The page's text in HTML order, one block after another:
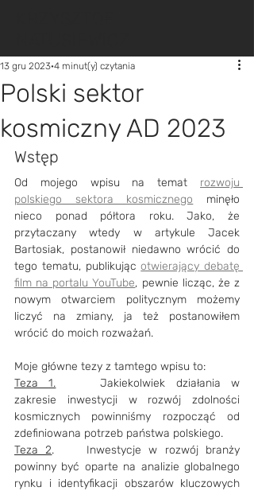
Polski sektor
kosmiczny AD 2023
13 gru 2023 4 minut(y) czytania
Wstęp
Od mojego wpisu na temat rozwoju
polskiego sektora kosmicznego minęło
nieco ponad półtora roku. Jako, że
przytaczany wtedy w artykule Jacek
Bartosiak, postanowił niedawno wrócić do
tego tematu, publikując otwierający debatę
film na portalu YouTube, pewnie licząc, że z
nowym otwarciem politycznym możemy
liczyć na zmiany, ja też postanowiłem
wrócić do moich rozważań.
Moje główne tezy z tamtego wpisu to:
Teza 1.
zakresie inwestycji w rozwój zdolności
kosmicznych powinniśmy rozpocząć od
zdefiniowana potrzeb państwa polskiego.
Teza 2.	Inwestycje w rozwój branży
powinny być oparte na analizie globalnego
rynku i identyfikacji obszarów kluczowych